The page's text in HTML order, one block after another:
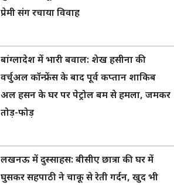
प्रेमी संग रचाया विवाह
बांग्लादेश में भारी बवाल: शेख हसीना की
वर्चुअल कॉन्फ्रेंस के बाद पूर्व कप्तान शाकिब
अल हसन के घर पर पेट्रोल बम से हमला, जमकर
तोड़-फोड़
लखनऊ में दुस्साहस: बीसीए छात्रा की घर में
घुसकर सहपाठी ने चाकू से रेती गर्दन, खुद भी